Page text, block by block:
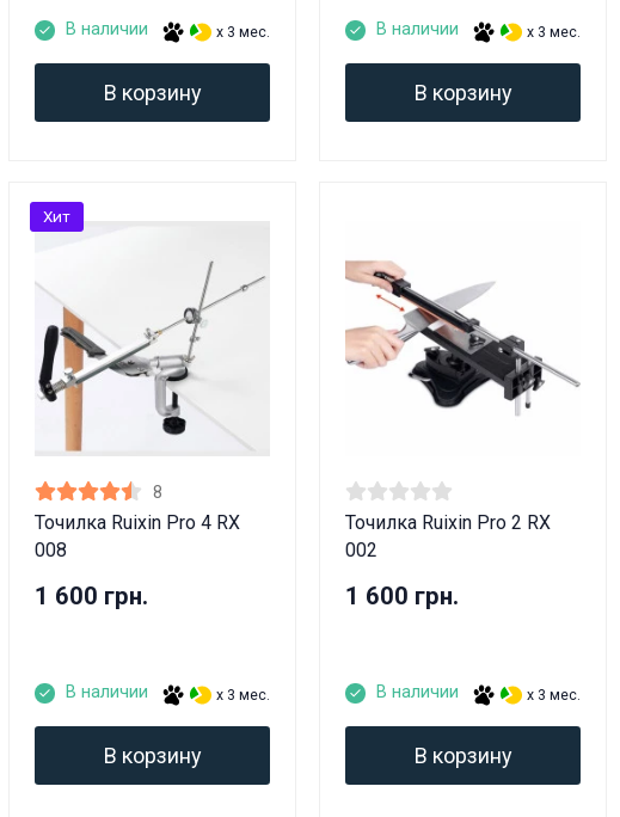
В наличии x 3 мес.
В корзину
В наличии x 3 мес.
В корзину
8
Точилка Ruixin Pro 4 RX
008
1 600 грн.
В наличии x 3 мес.
В корзину
Хит
Точилка Ruixin Pro 2 RX
002
1 600 грн.
В наличии x 3 мес.
В корзину